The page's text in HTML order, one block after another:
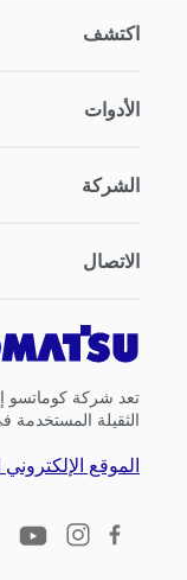
اكتشف
الأدوات
الشركة
الاتصال
تعد شركة كوماتسو
الثقيلة المستخدمة
الموقع